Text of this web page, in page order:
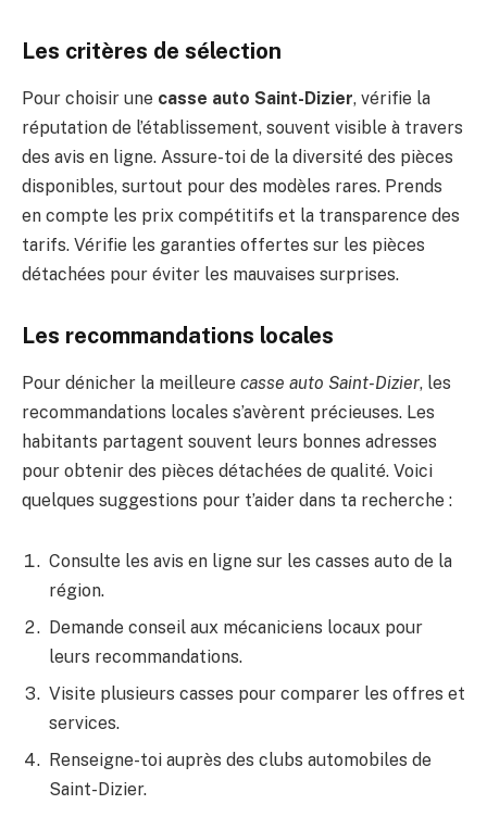
Les critères de sélection
Pour choisir une casse auto Saint-Dizier, vérifie la
réputation de l’établissement, souvent visible à travers
des avis en ligne. Assure-toi de la diversité des pièces
disponibles, surtout pour des modèles rares. Prends
en compte les prix compétitifs et la transparence des
tarifs. Vérifie les garanties offertes sur les pièces
détachées pour éviter les mauvaises surprises.
Les recommandations locales
Pour dénicher la meilleure casse auto Saint-Dizier, les
recommandations locales s’avèrent précieuses. Les
habitants partagent souvent leurs bonnes adresses
pour obtenir des pièces détachées de qualité. Voici
quelques suggestions pour t’aider dans ta recherche :
Consulte les avis en ligne sur les casses auto de la
région.
Demande conseil aux mécaniciens locaux pour
leurs recommandations.
Visite plusieurs casses pour comparer les offres et
services.
Renseigne-toi auprès des clubs automobiles de
Saint-Dizier.